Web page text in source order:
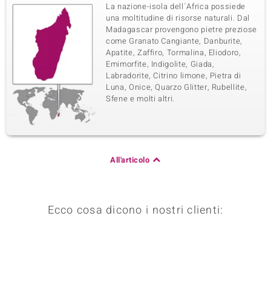
La nazione-isola dell´Africa possiede
una moltitudine di risorse naturali. Dal
Madagascar provengono pietre preziose
come Granato Cangiante, Danburite,
Apatite, Zaffiro, Tormalina, Eliodoro,
Emimorfite, Indigolite, Giada,
Labradorite, Citrino limone, Pietra di
Luna, Onice, Quarzo Glitter, Rubellite,
Sfene e molti altri.
All'articolo
Ecco cosa dicono i nostri clienti: